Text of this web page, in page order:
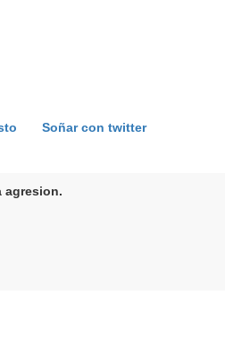
Soñar con twitter
agresion.